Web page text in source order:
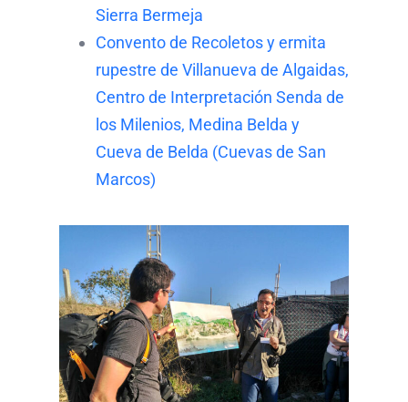
Sierra Bermeja
Convento de Recoletos y ermita
rupestre de Villanueva de Algaidas,
Centro de Interpretación Senda de
los Milenios, Medina Belda y
Cueva de Belda (Cuevas de San
Marcos)